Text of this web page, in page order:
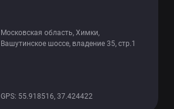
Московская область, Химки,
Вашутинское шоссе, владение 35, стр.1
GPS: 55.918516, 37.424422